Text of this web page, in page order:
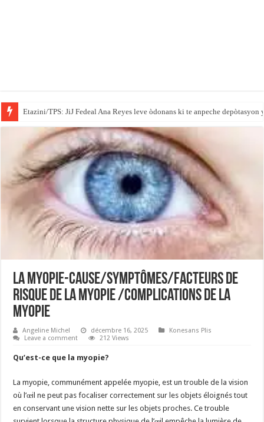
Gouvènè Massachusetts la siyen yon lwa ki mete barikad pou ajan ICE yo
La myopie-cause/symptômes/facteurs de
risque de la myopie /Complications de la
myopie
Angeline Michel décembre 16, 2025
Konesans Plis
Leave a comment
212 Views
Qu’est-ce que la myopie?
La myopie, communément appelée myopie, est un trouble de la vision
où l’œil ne peut pas focaliser correctement sur les objets éloignés tout
en conservant une vision nette sur les objets proches. Ce trouble